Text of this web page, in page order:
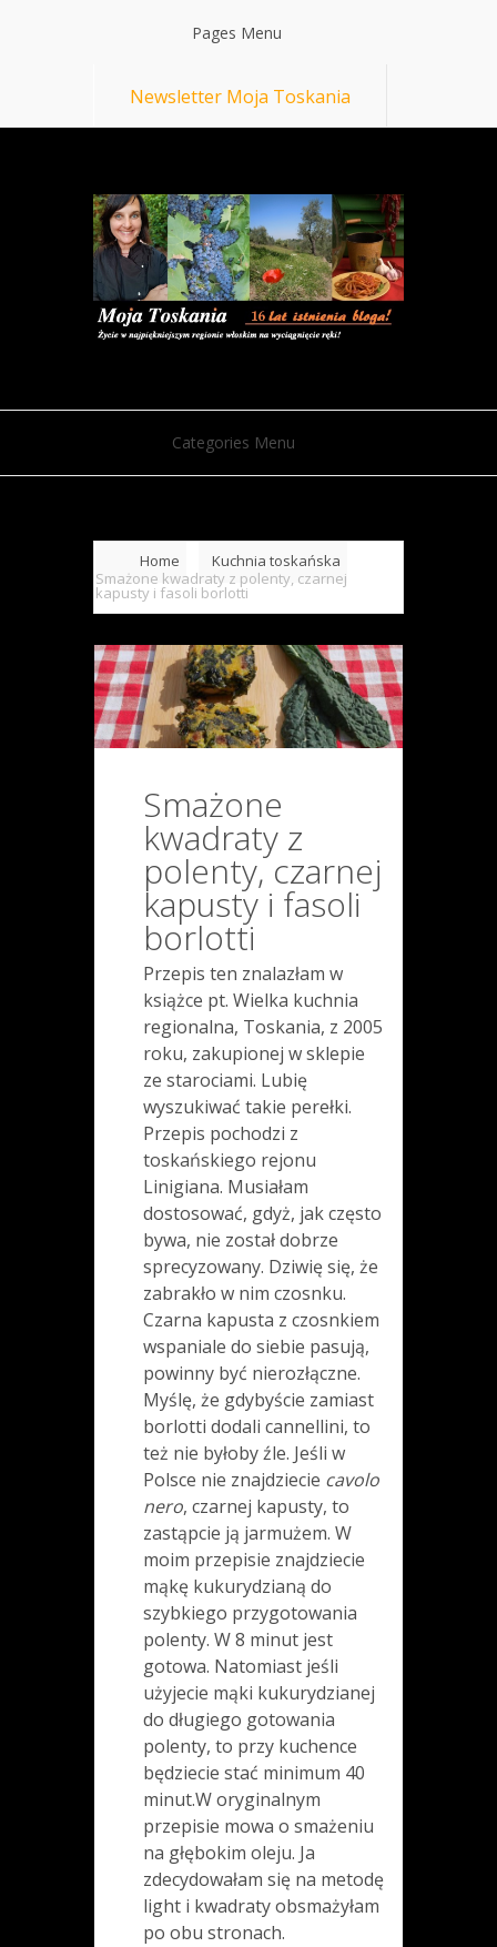
Pages Menu
Newsletter Moja Toskania
Categories Menu
Home
Kuchnia toskańska
Smażone kwadraty z polenty, czarnej
kapusty i fasoli borlotti
Smażone
kwadraty z
polenty, czarnej
kapusty i fasoli
borlotti
Przepis ten znalazłam w
książce pt. Wielka kuchnia
regionalna, Toskania, z 2005
roku, zakupionej w sklepie
ze starociami. Lubię
wyszukiwać takie perełki.
Przepis pochodzi z
toskańskiego rejonu
Linigiana. Musiałam
dostosować, gdyż, jak często
bywa, nie został dobrze
sprecyzowany. Dziwię się, że
zabrakło w nim czosnku.
Czarna kapusta z czosnkiem
wspaniale do siebie pasują,
powinny być nierozłączne.
Myślę, że gdybyście zamiast
borlotti dodali cannellini, to
też nie byłoby źle. Jeśli w
Polsce nie znajdziecie cavolo
nero, czarnej kapusty, to
zastąpcie ją jarmużem. W
moim przepisie znajdziecie
mąkę kukurydzianą do
szybkiego przygotowania
polenty. W 8 minut jest
gotowa. Natomiast jeśli
użyjecie mąki kukurydzianej
do długiego gotowania
polenty, to przy kuchence
będziecie stać minimum 40
minut.W oryginalnym
przepisie mowa o smażeniu
na głębokim oleju. Ja
zdecydowałam się na metodę
light i kwadraty obsmażyłam
po obu stronach.